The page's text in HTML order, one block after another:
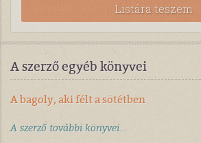
Listára teszem
A szerző egyéb könyvei
A bagoly, aki félt a sötétben
A szerző további könyvei...